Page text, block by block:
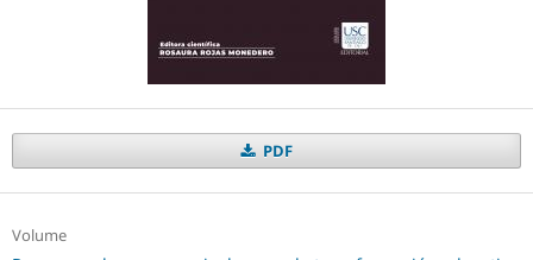
PDF
Volume